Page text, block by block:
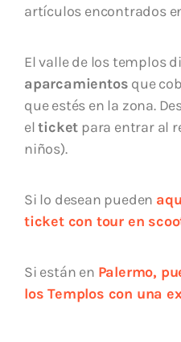
artículos encontrados
El valle de los templos
aparcamientos que
que estés en la zona.
elticket para entrar al
niños).
Si lo desean pueden
ticket con tour en
Si están en Palermo,
los Templos con una